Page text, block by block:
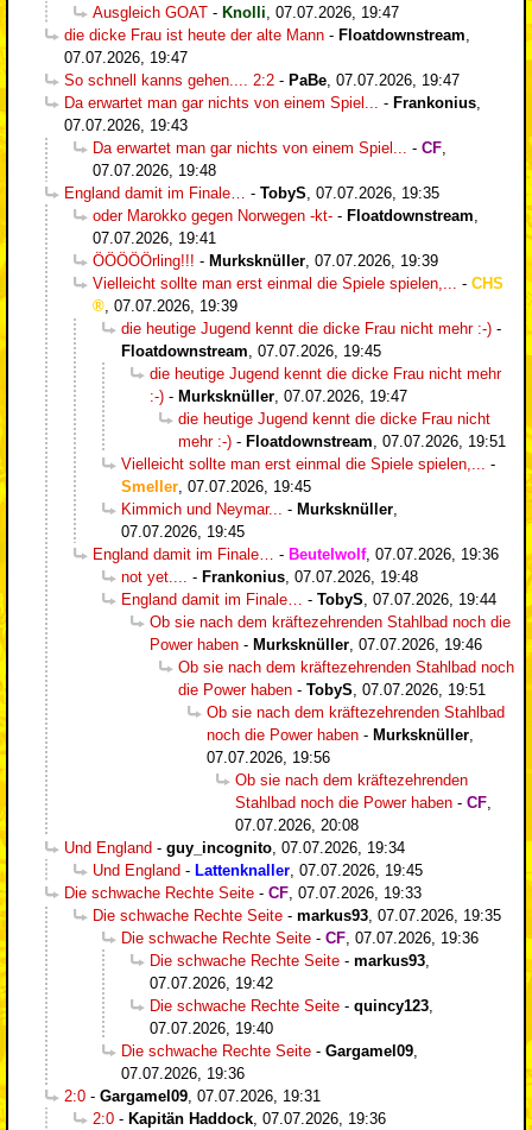
Ausgleich GOAT - Knolli 07.07.2026, 19:47
die dicke Frau ist heute der alte Mann - Floatdownstream
07.07.2026, 19:47
So schnell kanns gehen.... 2:2 - PaBe 07.07.2026, 19:47
Da erwartet man gar nichts von einem Spiel...
- Frankonius
07.07.2026, 19:43
Da erwartet man gar nichts von einem Spiel...
- CF
07.07.2026, 19:48
England damit im Finale…
- TobyS 07.07.2026, 19:35
oder Marokko gegen Norwegen -kt- - Floatdownstream
07.07.2026, 19:41
ÖÖÖÖÖrling!!! - Murksknüller 07.07.2026, 19:39
Vielleicht sollte man erst einmal die Spiele spielen,...
- CHS
07.07.2026, 19:39
die heutige Jugend kennt die dicke Frau nicht mehr :-) -
Floatdownstream 07.07.2026, 19:45
die heutige Jugend kennt die dicke Frau nicht mehr
:-) - Murksknüller 07.07.2026, 19:47
die heutige Jugend kennt die dicke Frau nicht
mehr :-) - Floatdownstream 07.07.2026, 19:51
Vielleicht sollte man erst einmal die Spiele spielen,...
-
Smeller 07.07.2026, 19:45
Kimmich und Neymar...
- Murksknüller
07.07.2026, 19:45
England damit im Finale…
- Beutelwolf, 07.07.2026, 19:36
not yet....
- Frankonius 07.07.2026, 19:48
England damit im Finale…
- TobyS 07.07.2026, 19:44
Ob sie nach dem kräftezehrenden Stahlbad noch die
Power haben - Murksknüller 07.07.2026, 19:46
Ob sie nach dem kräftezehrenden Stahlbad noch
die Power haben - TobyS 07.07.2026, 19:51
Ob sie nach dem kräftezehrenden Stahlbad
noch die Power haben - Murksknüller
07.07.2026, 19:56
Ob sie nach dem kräftezehrenden
Stahlbad noch die Power haben - CF
07.07.2026, 20:08
Und England - guy_incognito 07.07.2026, 19:34
Und England - Lattenknaller 07.07.2026, 19:45
Die schwache Rechte Seite - CF 07.07.2026, 19:33
Die schwache Rechte Seite - markus93 07.07.2026, 19:35
Die schwache Rechte Seite - CF 07.07.2026, 19:36
Die schwache Rechte Seite - markus93
07.07.2026, 19:42
Die schwache Rechte Seite - quincy123
07.07.2026, 19:40
Die schwache Rechte Seite - Gargamel09
07.07.2026, 19:36
2:0 - Gargamel09 07.07.2026, 19:31
2:0 - Kapitän Haddock 07.07.2026, 19:36